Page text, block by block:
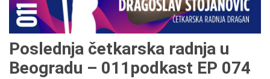
Poslednja četkarska radnja u
Beogradu – 011podkast EP 074